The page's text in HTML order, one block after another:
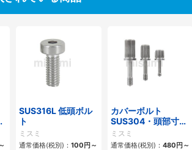
～
SUS316L 低頭ボル
ト
ミスミ
通常価格(税別)： 100円～
カバーボルト
SUS304・頭部寸法
選択タイプ
ミスミ
通常価格(税別)： 480円～